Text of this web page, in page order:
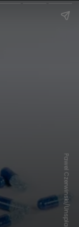
Pawel Czerwinski/Unsplash